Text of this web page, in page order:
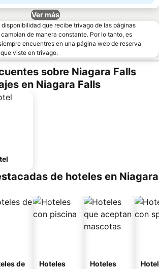
Ver más
disponibilidad que recibe trivago de las páginas
de manera constante. Por lo tanto, es
encuentres en una página web de reserva
viste en trivago.
sobre Niagara Falls
en Niagara Falls
de hoteles en Niagara
de
Hoteles
Hoteles